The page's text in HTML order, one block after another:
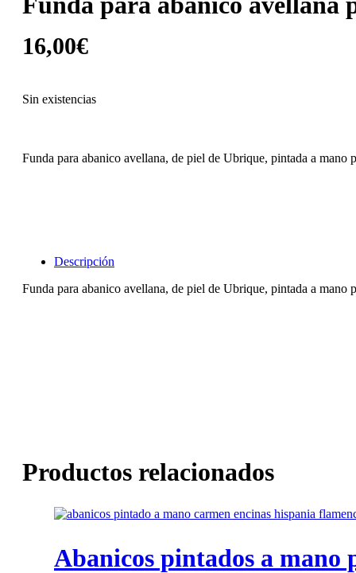
16,00€
Sin existencias
Funda para abanico avellana, de piel de Ubrique, pintada a mano
Descripción
Funda para abanico avellana, de piel de Ubrique, pintada a mano
Productos relacionados
Abanicos pintados a mano